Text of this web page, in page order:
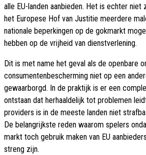
alle EU-landen aanbieden. Het is echter niet
het Europese Hof van Justitie meerdere
nationale beperkingen op de gokmarkt
hebben op de vrijheid van dienstverlening.
Dit is met name het geval als de openbare
consumentenbescherming niet op een
gewaarborgd. In de praktijk is er een
ontstaan dat herhaaldelijk tot problemen
providers is in de meeste landen niet
De belangrijkste reden waarom spelers
markt toch gebruik maken van EU
streng zijn.